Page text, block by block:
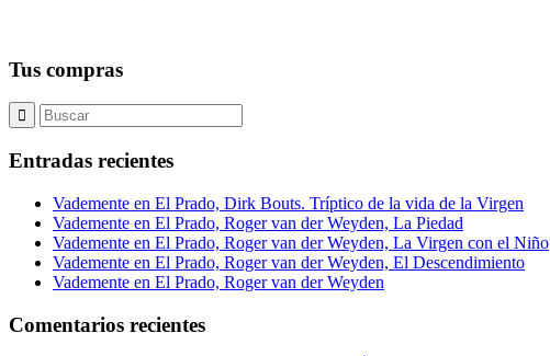
Tus compras
Entradas recientes
Vademente en El Prado, Dirk Bouts. Tríptico de la vida de la Virgen
Vademente en El Prado, Roger van der Weyden, La Piedad
Vademente en El Prado, Roger van der Weyden, La Virgen con el Niño
Vademente en El Prado, Roger van der Weyden, El Descendimiento
Vademente en El Prado, Roger van der Weyden
Comentarios recientes